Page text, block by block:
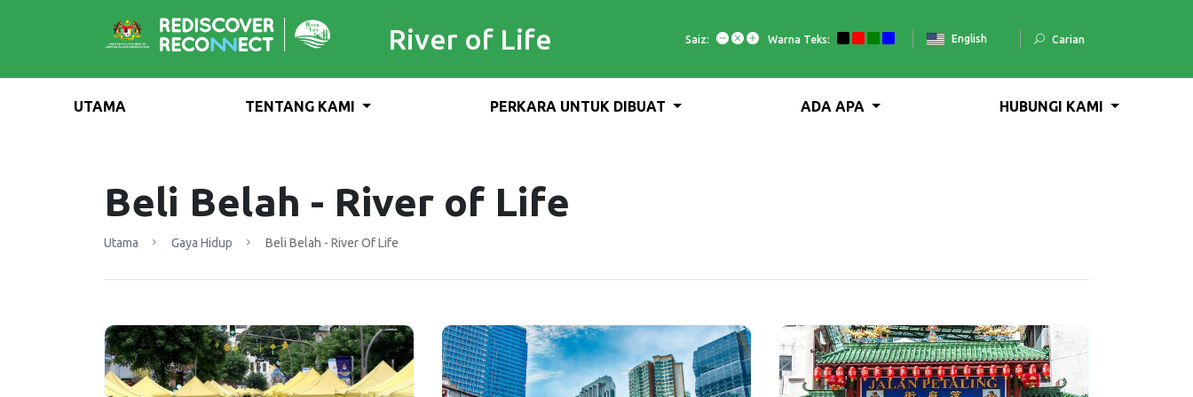
River of Life Saiz: Warna Teks: English Carian
UTAMA TENTANG KAMI PERKARA UNTUK DIBUAT ADA APA HUBUNGI KAMI
Beli Belah - River of Life
Utama Gaya Hidup Beli Belah - River Of Life